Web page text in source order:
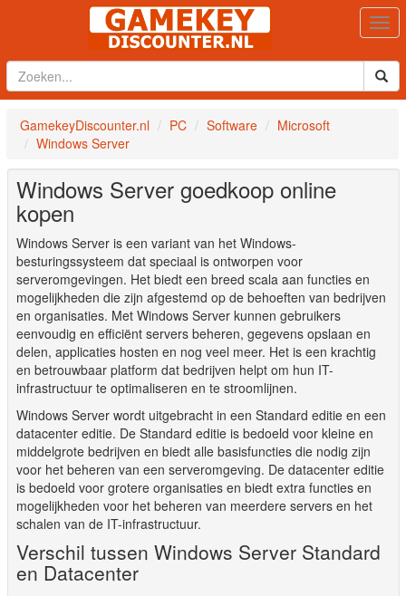
GamekeyDiscounter.nl PC Software
Microsoft
Windows Server
Windows Server goedkoop online
kopen
Windows Server is een variant van het Windows-
besturingssysteem dat speciaal is ontworpen voor
serveromgevingen. Het biedt een breed scala aan functies en
mogelijkheden die zijn afgestemd op de behoeften van bedrijven
en organisaties. Met Windows Server kunnen gebruikers
eenvoudig en efficiënt servers beheren, gegevens opslaan en
delen, applicaties hosten en nog veel meer. Het is een krachtig
en betrouwbaar platform dat bedrijven helpt om hun IT-
infrastructuur te optimaliseren en te stroomlijnen.
Windows Server wordt uitgebracht in een Standard editie en een
datacenter editie. De Standard editie is bedoeld voor kleine en
middelgrote bedrijven en biedt alle basisfuncties die nodig zijn
voor het beheren van een serveromgeving. De datacenter editie
is bedoeld voor grotere organisaties en biedt extra functies en
mogelijkheden voor het beheren van meerdere servers en het
schalen van de IT-infrastructuur.
Verschil tussen Windows Server Standard
en Datacenter